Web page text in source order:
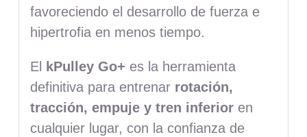
favoreciendo el desarrollo de fuerza e
hipertrofia en menos tiempo.
El kPulley Go+ es la herramienta
definitiva para entrenar rotación,
tracción, empuje y tren inferioren
cualquier lugar, con la confianza de